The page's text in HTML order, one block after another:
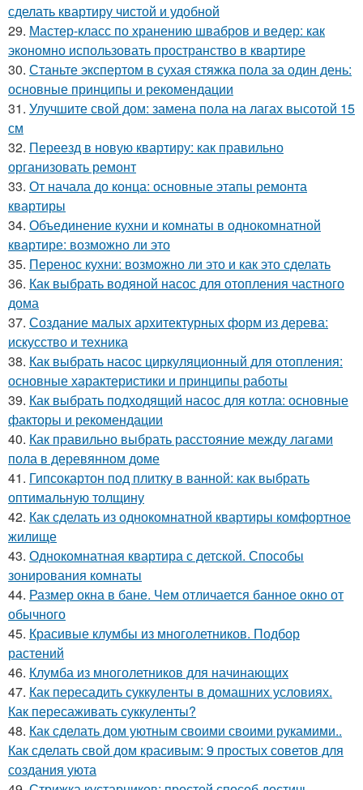
сделать квартиру чистой и удобной
29. Мастер-класс по хранению швабров и ведер: как
экономно использовать пространство в квартире
30. Станьте экспертом в сухая стяжка пола за один день:
основные принципы и рекомендации
31. Улучшите свой дом: замена пола на лагах высотой 15
см
32. Переезд в новую квартиру: как правильно
организовать ремонт
33. От начала до конца: основные этапы ремонта
квартиры
34. Объединение кухни и комнаты в однокомнатной
квартире: возможно ли это
35. Перенос кухни: возможно ли это и как это сделать
36. Как выбрать водяной насос для отопления частного
дома
37. Создание малых архитектурных форм из дерева:
искусство и техника
38. Как выбрать насос циркуляционный для отопления:
основные характеристики и принципы работы
39. Как выбрать подходящий насос для котла: основные
факторы и рекомендации
40. Как правильно выбрать расстояние между лагами
пола в деревянном доме
41. Гипсокартон под плитку в ванной: как выбрать
оптимальную толщину
42. Как сделать из однокомнатной квартиры комфортное
жилище
43. Однокомнатная квартира с детской. Способы
зонирования комнаты
44. Размер окна в бане. Чем отличается банное окно от
обычного
45. Красивые клумбы из многолетников. Подбор
растений
46. Клумба из многолетников для начинающих
47. Как пересадить суккуленты в домашних условиях.
Как пересаживать суккуленты?
48. Как сделать дом уютным своими своими рукамими..
Как сделать свой дом красивым: 9 простых советов для
создания уюта